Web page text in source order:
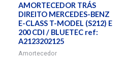
AMORTECEDOR TRÁS
DIREITO MERCEDES-BENZ
E-CLASS T-MODEL (S212) E
200 CDI / BLUETEC ref:
A2123202125
Amortecedor